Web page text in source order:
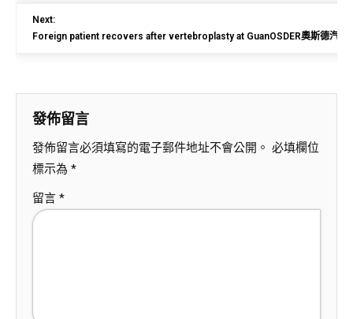
Next:
Foreign patient recovers after vertebroplasty at GuanOSDER奧斯德汽
發佈留言
發佈留言必須填寫的電子郵件地址不會公開。 必填欄位
標示為 *
留言 *